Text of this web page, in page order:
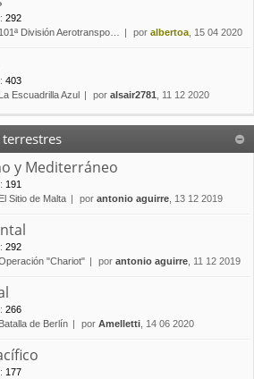
: 292
División Aerotranspo… por albertoa , 15 04 2020
: 403
Escuadrilla Azul por alsair2781 , 11 12 2020
y Mediterráneo
: 191
Sitio de Malta por antonio aguirre , 13 12 2019
: 292
"Chariot" por antonio aguirre , 11 12 2019
: 266
de Berlín por Amelletti , 14 06 2020
: 177